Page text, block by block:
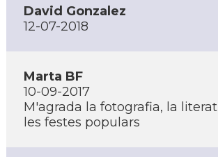
David Gonzalez
12-07-2018
Marta BF
10-09-2017
M'agrada la fotografia, la
les festes populars